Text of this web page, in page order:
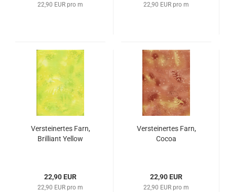
22,90 EUR pro m 22,90 EUR pro m
Versteinertes Farn,
Brilliant Yellow
22,90 EUR
22,90 EUR pro m
Versteinertes Farn,
Cocoa
22,90 EUR
22,90 EUR pro m